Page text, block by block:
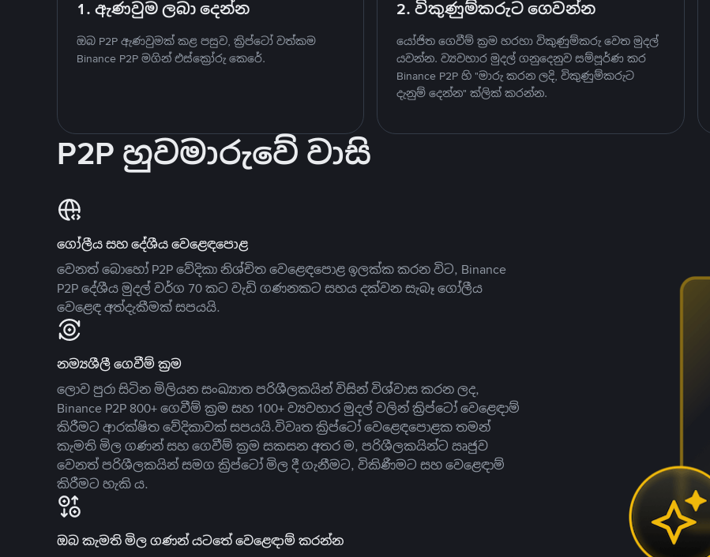
1. ඇණවුම ලබා දෙන්න
ඔබ P2P ඇණවුමක් කළ පසුව, ක්‍රිප්ටෝ වත්කම
Binance P2P මගින් එස්ක්‍රෝරු කෙරේ.
2. විකුණුම්කරුට ගෙවන්න
යෝජිත ගෙවීම් ක්‍රම හරහා විකුණුම්කරු වෙත මුදල්
යවන්න. ව්‍යවහාර මුදල් ගනුදෙනුව සම්පූර්ණ කර
Binance P2P හි "මාරු කරන ලදි, විකුණුම්කරුට
දැනුම් දෙන්න" ක්ලික් කරන්න.
P2P හුවමාරුවේ වාසි
ගෝලීය සහ දේශීය වෙළෙඳපොළ
වෙනත් බොහෝ P2P වේදිකා නිශ්චිත වෙළෙඳපොළ ඉලක්ක කරන විට, Binance
P2P දේශීය මුදල් වර්ග 70 කට වැඩි ගණනකට සහය දක්වන සැබෑ ගෝලීය
වෙළෙඳ අත්දැකීමක් සපයයි.
නම්‍යශීලී ගෙවීම් ක්‍රම
ලොව පුරා සිටින මිලියන සංඛ්‍යාත පරිශීලකයින් විසින් විශ්වාස කරන ලද,
Binance P2P 800+ ගෙවීම් ක්‍රම සහ 100+ ව්‍යවහාර මුදල් වලින් ක්‍රිප්ටෝ වෙළෙඳාම්
කිරීමට ආරක්ෂිත වේදිකාවක් සපයයි.විවෘත ක්‍රිප්ටෝ වෙළෙඳපොළක තමන්
කැමති මිල ගණන් සහ ගෙවීම් ක්‍රම සකසන අතර ම, පරිශීලකයින්ට ඍජුව
වෙනත් පරිශීලකයින් සමග ක්‍රිප්ටෝ මිල දී ගැනීමට, විකිණීමට සහ වෙළෙඳාම්
කිරීමට හැකි ය.
ඔබ කැමති මිල ගණන් යටතේ වෙළෙඳාම් කරන්න